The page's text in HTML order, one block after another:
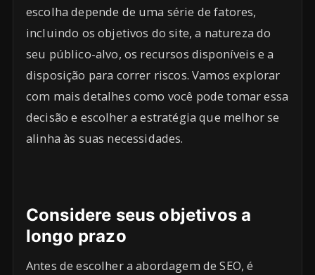
escolha depende de uma série de fatores,
incluindo os objetivos do site, a natureza do
seu público-alvo, os recursos disponíveis e a
disposição para correr riscos. Vamos explorar
com mais detalhes como você pode tomar essa
decisão e escolher a estratégia que melhor se
alinha às suas necessidades.
Considere seus objetivos a
longo prazo
Antes de escolher a abordagem de SEO, é